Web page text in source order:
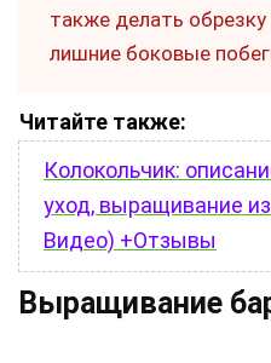
также делать обрезку
лишние боковые
Читайте также:
Колокольчик:
уход, выращивание
Видео) +Отзывы
Выращивание